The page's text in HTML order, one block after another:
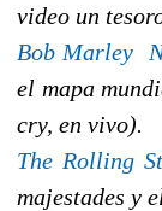
video un
Bob Marley 
el mapa
cry, en vivo).
The Rolling
majestades y